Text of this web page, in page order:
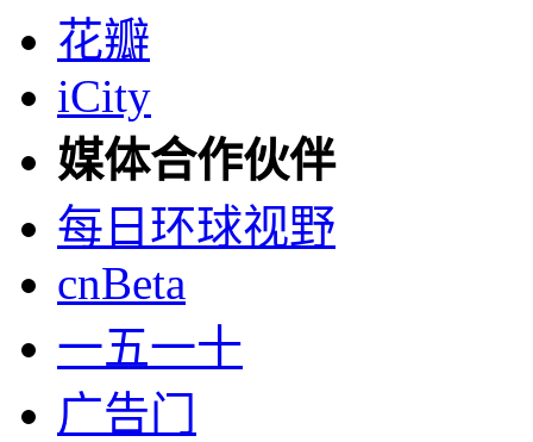
花瓣
iCity
媒体合作伙伴
每日环球视野
cnBeta
一五一十
广告门